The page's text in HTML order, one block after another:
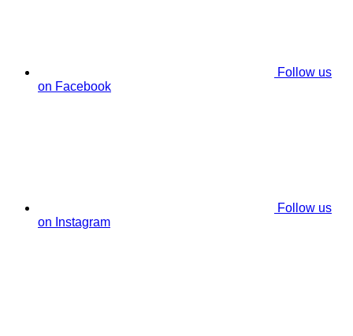
Follow us
on Facebook
Follow us
on Instagram